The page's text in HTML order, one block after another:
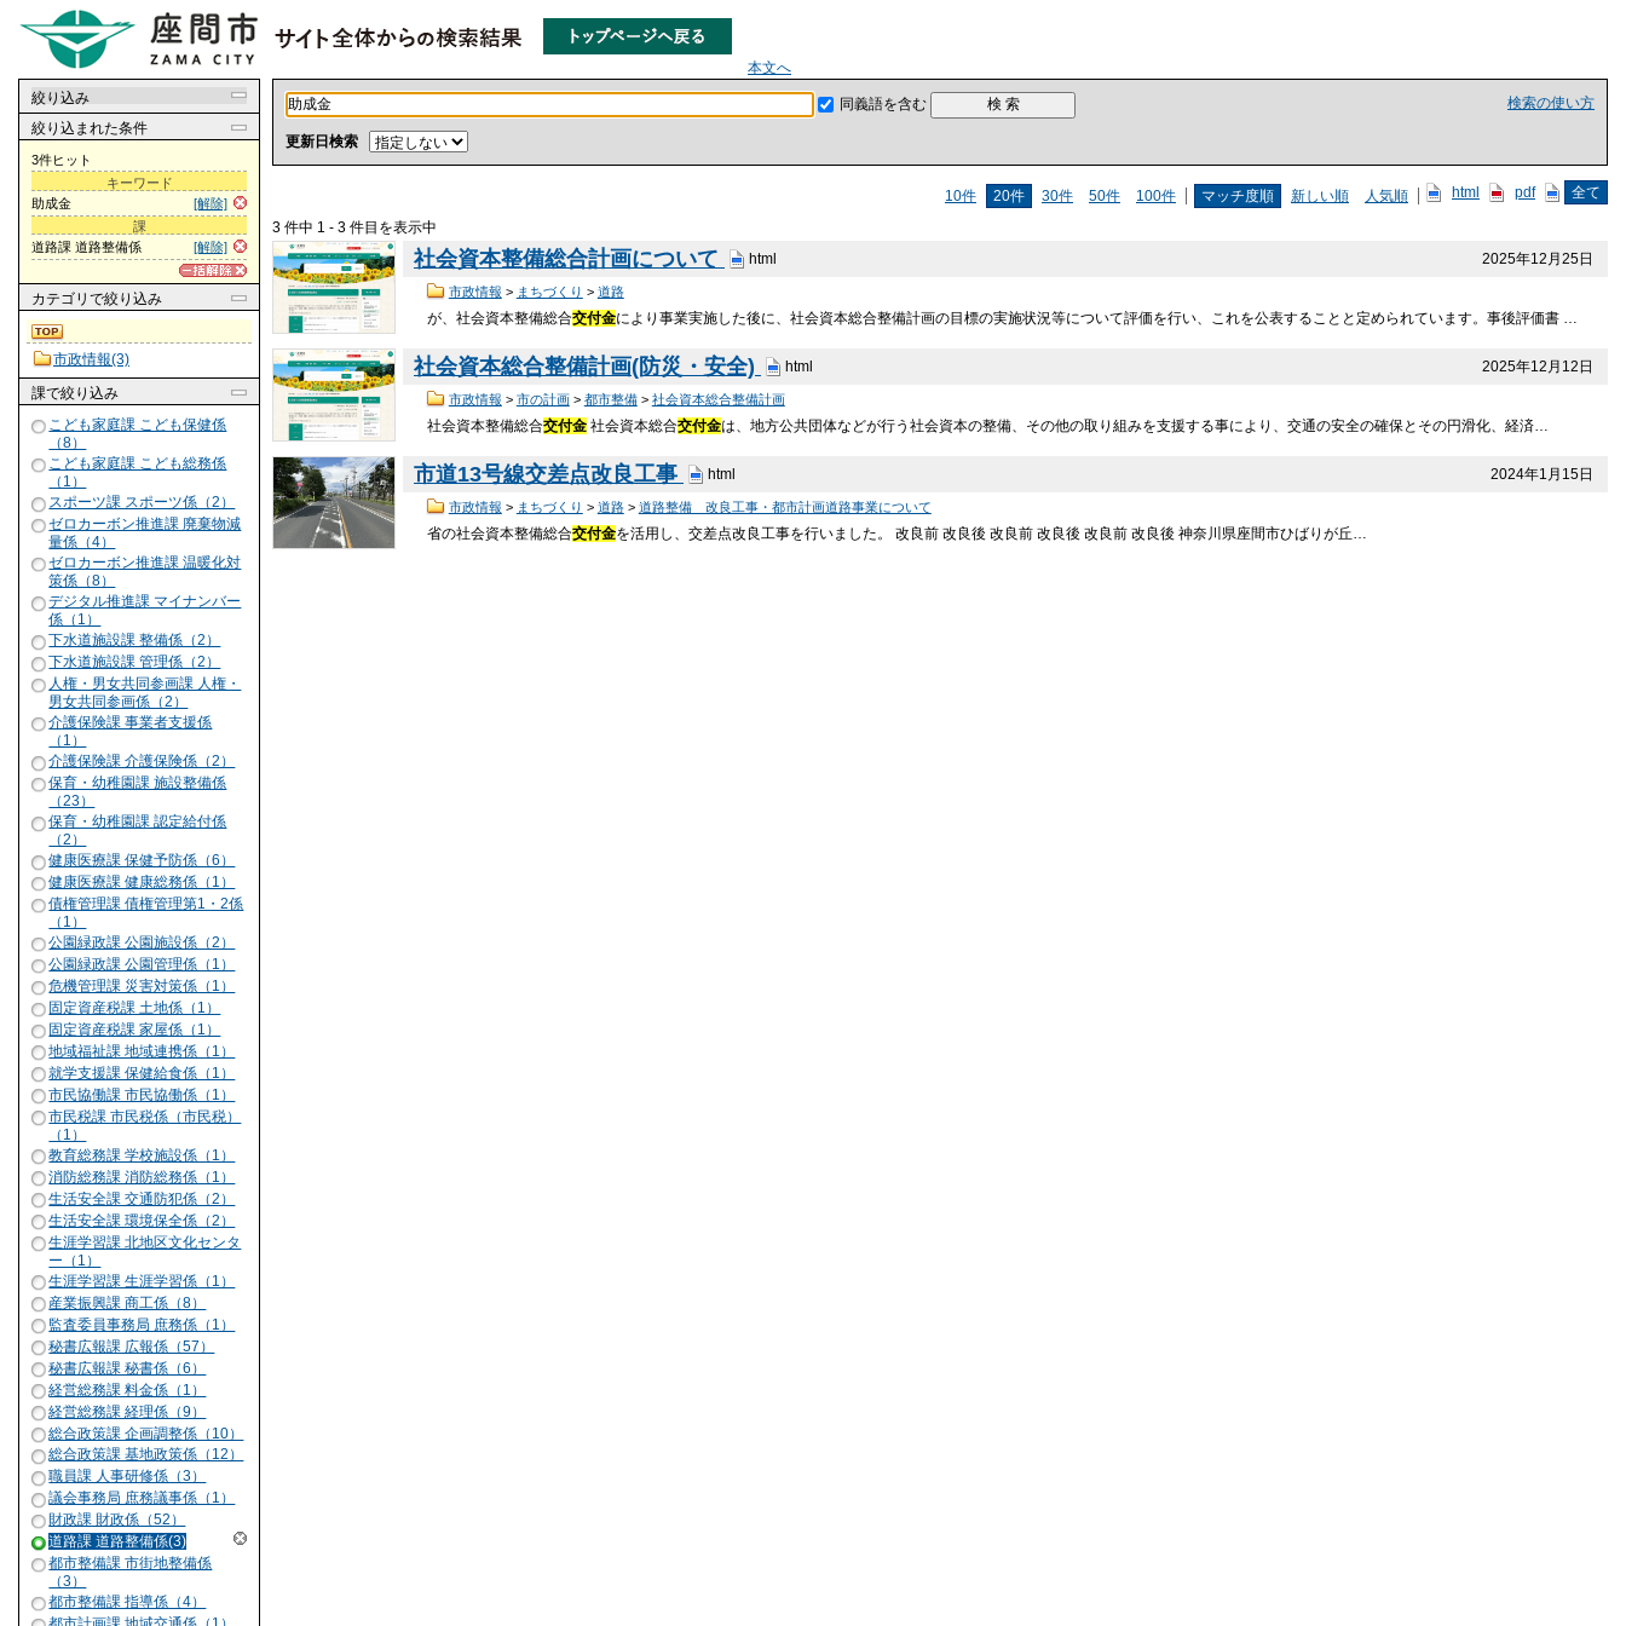
本文へ
絞り込み
絞り込まれた条件
3件ヒット
キーワード
[解除]
助成金
課
[解除]
道路課 道路整備係
カテゴリ で絞り込み
市政情報(3)
課で絞り込み
こども家庭課 こども保健係
（8）
こども家庭課 こども総務係
（1）
スポーツ課 スポーツ係（2）
ゼロカーボン推進課 廃棄物減
量係（4）
ゼロカーボン推進課 温暖化対
策係（8）
デジタル推進課 マイナンバー
係（1）
下水道施設課 整備係（2）
下水道施設課 管理係（2）
人権・男女共同参画課 人権・
男女共同参画係（2）
介護保険課 事業者支援係
（1）
介護保険課 介護保険係（2）
保育・幼稚園課 施設整備係
（23）
保育・幼稚園課 認定給付係
（2）
健康医療課 保健予防係（6）
健康医療課 健康総務係（1）
債権管理課 債権管理第1・2係
（1）
公園緑政課 公園施設係（2）
公園緑政課 公園管理係（1）
危機管理課 災害対策係（1）
固定資産税課 土地係（1）
固定資産税課 家屋係（1）
地域福祉課 地域連携係（1）
就学支援課 保健給食係（1）
市民協働課 市民協働係（1）
市民税課 市民税係（市民税）
（1）
教育総務課 学校施設係（1）
消防総務課 消防総務係（1）
生活安全課 交通防犯係（2）
生活安全課 環境保全係（2）
生涯学習課 北地区文化センタ
ー（1）
生涯学習課 生涯学習係（1）
産業振興課 商工係（8）
監査委員事務局 庶務係（1）
秘書広報課 広報係（57）
秘書広報課 秘書係（6）
経営総務課 料金係（1）
経営総務課 経理係（9）
総合政策課 企画調整係（10）
総合政策課 基地政策係（12）
職員課 人事研修係（3）
議会事務局 庶務議事係（1）
財政課 財政係（52）
道路課 道路整備係(3)
都市整備課 市街地整備係
（3）
都市整備課 指導係（4）
検索の使い方
同義語を含む
更新日検索
10件 20件 30件 50件 100件 マッチ度順 新しい順 人気順 html pdf 全て
3 件中 1 - 3 件目を表示中
2025年12月25日
社会資本整備総合計画について html
市政情報 > まちづくり > 道路
が、社会資本整備総合交付金により事業実施した後に、社会資本総合整備計画の目標の実施状況等について評価を行い、これを公表することと定められています。事後評価書 …
2025年12月12日
社会資本総合整備計画(防災・安全) html
市政情報 > 市の計画> 都市整備> 社会資本総合整備計画
社会資本整備総合交付金 社会資本総合交付金は、地方公共団体などが行う社会資本の整備、その他の取り組みを支援する事により、交通の安全の確保とその円滑化、経済…
2024年1月15日
市道13号線交差点改良工事 html
市政情報 > まちづくり > 道路> 道路整備 改良工事・都市計画道路事業について
省の社会資本整備総合交付金を活用し、交差点改良工事を行いました。 改良前 改良後 改良前 改良後 改良前 改良後 神奈川県座間市ひばりが丘…